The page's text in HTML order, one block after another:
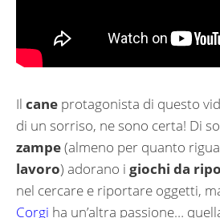
Il cane protagonista di questo
di un sorriso, ne sono certa! Di
zampe(almeno per quanto
lavoro) adorano i giochi da
nel cercare e riportare oggetti,
Corgi ha un’altra passione…